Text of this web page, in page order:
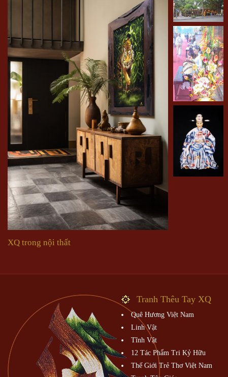
XQ trong nội thất
Tranh Thêu Tay XQ
Quê Hương Việt Nam
Linh Vật
Tĩnh Vật
12 Tác Phẩm Tri Kỷ Hữu
Thế Giới Trẻ Thơ Việt Nam